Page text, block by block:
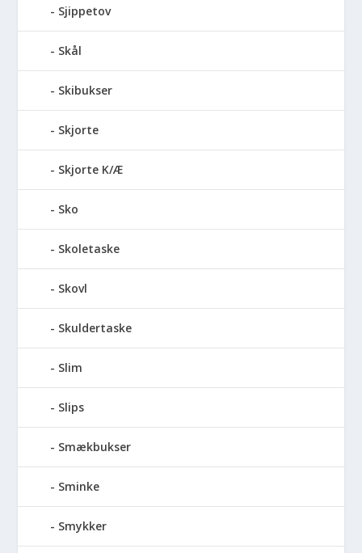
Sjippetov
Skål
Skibukser
Skjorte
Skjorte K/Æ
Sko
Skoletaske
Skovl
Skuldertaske
Slim
Slips
Smækbukser
Sminke
Smykker